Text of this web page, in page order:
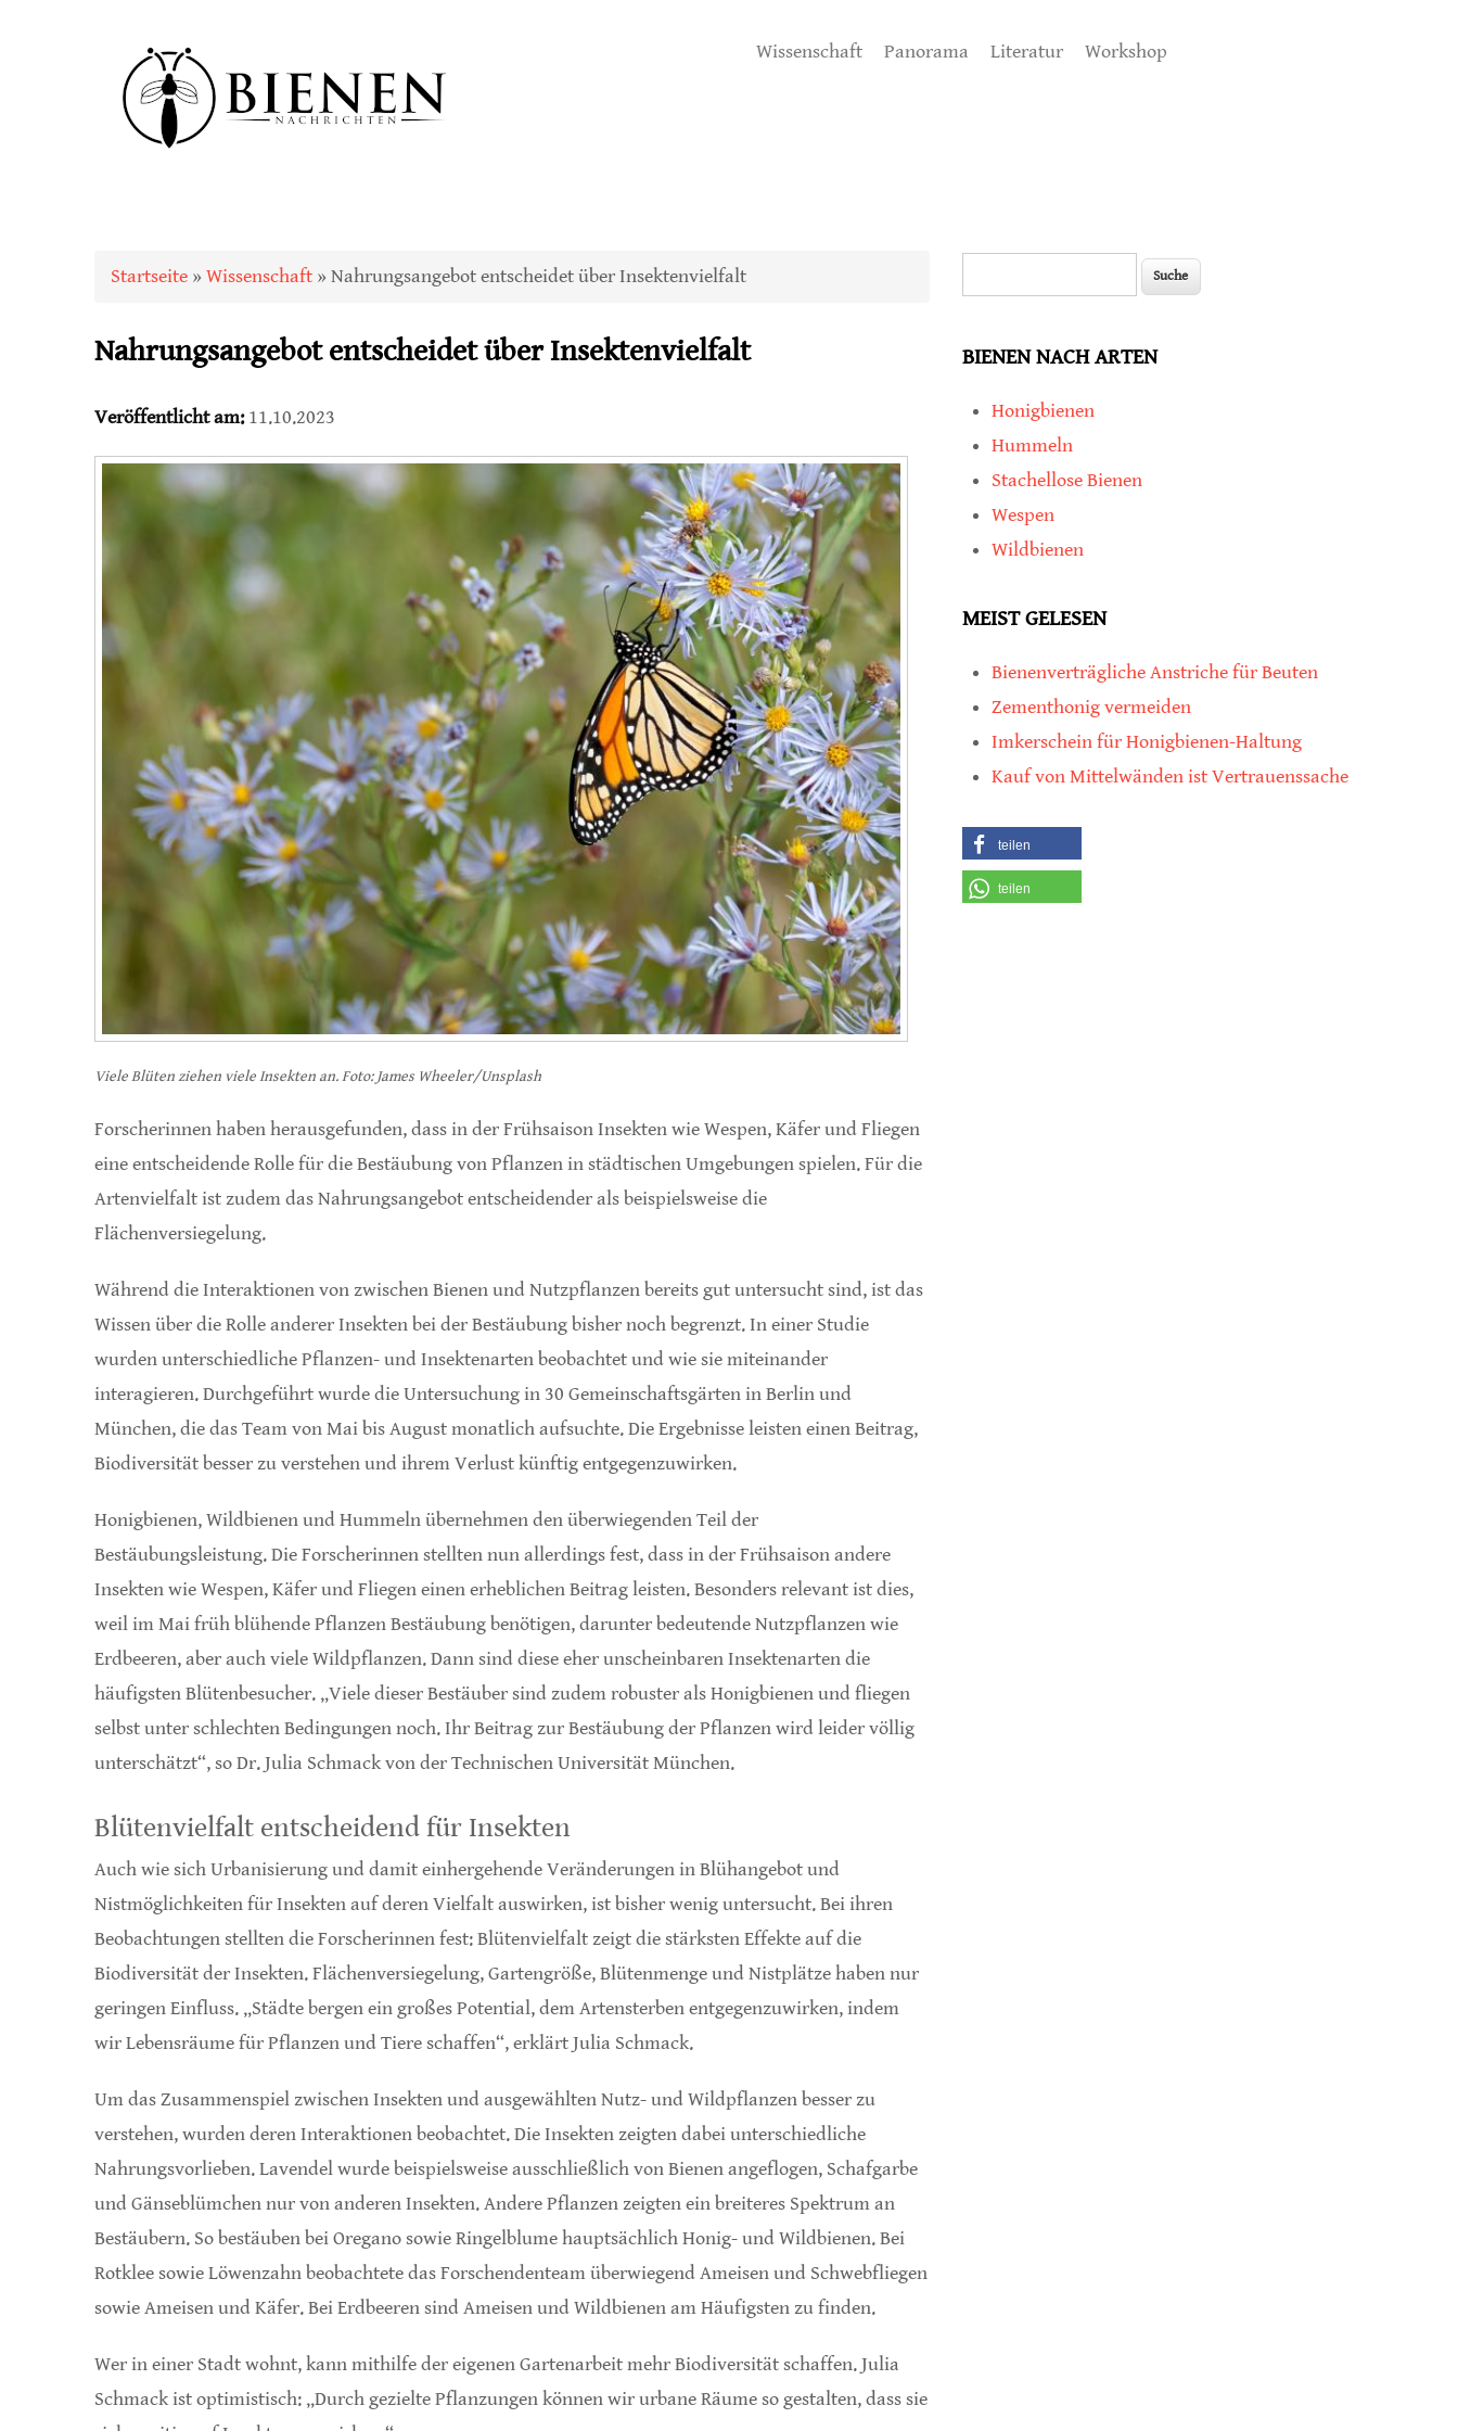
Wissenschaft Panorama Literatur Workshop
Sie sind hier
Startseite » Wissenschaft » Nahrungsangebot entscheidet über Insektenvielfalt
Nahrungsangebot entscheidet über Insektenvielfalt
Veröffentlicht am:11.10.2023
Viele Blüten ziehen viele Insekten an. Foto: James Wheeler/Unsplash
Forscherinnen haben herausgefunden, dass in der Frühsaison Insekten wie Wespen, Käfer und Fliegen
eine entscheidende Rolle für die Bestäubung von Pflanzen in städtischen Umgebungen spielen. Für die
Artenvielfalt ist zudem das Nahrungsangebot entscheidender als beispielsweise die
Flächenversiegelung.
Während die Interaktionen von zwischen Bienen und Nutzpflanzen bereits gut untersucht sind, ist das
Wissen über die Rolle anderer Insekten bei der Bestäubung bisher noch begrenzt. In einer Studie
wurden unterschiedliche Pflanzen- und Insektenarten beobachtet und wie sie miteinander
interagieren. Durchgeführt wurde die Untersuchung in 30 Gemeinschaftsgärten in Berlin und
München, die das Team von Mai bis August monatlich aufsuchte. Die Ergebnisse leisten einen Beitrag,
Biodiversität besser zu verstehen und ihrem Verlust künftig entgegenzuwirken.
Honigbienen, Wildbienen und Hummeln übernehmen den überwiegenden Teil der
Bestäubungsleistung. Die Forscherinnen stellten nun allerdings fest, dass in der Frühsaison andere
Insekten wie Wespen, Käfer und Fliegen einen erheblichen Beitrag leisten. Besonders relevant ist dies,
weil im Mai früh blühende Pflanzen Bestäubung benötigen, darunter bedeutende Nutzpflanzen wie
Erdbeeren, aber auch viele Wildpflanzen. Dann sind diese eher unscheinbaren Insektenarten die
häufigsten Blütenbesucher. „Viele dieser Bestäuber sind zudem robuster als Honigbienen und fliegen
selbst unter schlechten Bedingungen noch. Ihr Beitrag zur Bestäubung der Pflanzen wird leider völlig
unterschätzt“, so Dr. Julia Schmack von der Technischen Universität München.
Blütenvielfalt entscheidend für Insekten
Auch wie sich Urbanisierung und damit einhergehende Veränderungen in Blühangebot und
Nistmöglichkeiten für Insekten auf deren Vielfalt auswirken, ist bisher wenig untersucht. Bei ihren
Beobachtungen stellten die Forscherinnen fest: Blütenvielfalt zeigt die stärksten Effekte auf die
Biodiversität der Insekten. Flächenversiegelung, Gartengröße, Blütenmenge und Nistplätze haben nur
geringen Einfluss. „Städte bergen ein großes Potential, dem Artensterben entgegenzuwirken, indem
wir Lebensräume für Pflanzen und Tiere schaffen“, erklärt Julia Schmack.
Um das Zusammenspiel zwischen Insekten und ausgewählten Nutz- und Wildpflanzen besser zu
verstehen, wurden deren Interaktionen beobachtet. Die Insekten zeigten dabei unterschiedliche
Nahrungsvorlieben. Lavendel wurde beispielsweise ausschließlich von Bienen angeflogen, Schafgarbe
und Gänseblümchen nur von anderen Insekten. Andere Pflanzen zeigten ein breiteres Spektrum an
Bestäubern. So bestäuben bei Oregano sowie Ringelblume hauptsächlich Honig- und Wildbienen. Bei
Rotklee sowie Löwenzahn beobachtete das Forschendenteam überwiegend Ameisen und Schwebfliegen
sowie Ameisen und Käfer. Bei Erdbeeren sind Ameisen und Wildbienen am Häufigsten zu finden.
Wer in einer Stadt wohnt, kann mithilfe der eigenen Gartenarbeit mehr Biodiversität schaffen. Julia
Schmack ist optimistisch: „Durch gezielte Pflanzungen können wir urbane Räume so gestalten, dass sie
BIENEN NACH ARTEN
Honigbienen
Hummeln
Stachellose Bienen
Wespen
Wildbienen
MEIST GELESEN
Bienenverträgliche Anstriche für Beuten
Zementhonig vermeiden
Imkerschein für Honigbienen-Haltung
Kauf von Mittelwänden ist Vertrauenssache
teilen
teilen